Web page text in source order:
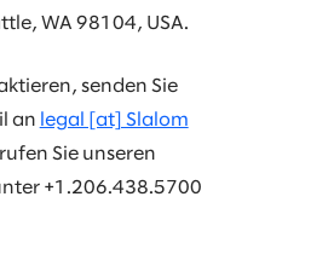
WA 98104, USA.
senden Sie
an legal [at] Slalom
Sie unseren
+1.206.438.5700